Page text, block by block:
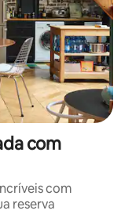
com
com
reserva